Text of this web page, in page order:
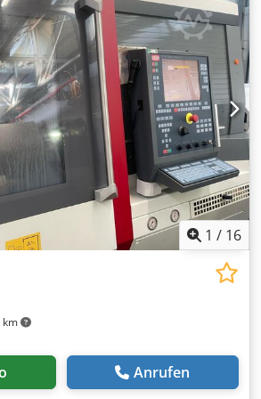
(vorn). 6,0 x 9 (hinten),* Reifendruck:
1125 mm,* Hublast bei
und Zusatzgerät wie oben
5550 mm,* Tragfähigkeit:, 2040 kg
bei 600 mm, 1710 kg bei 700 mm,
und Irrtümer vorbehalten.
1 / 16
km
Anrufen